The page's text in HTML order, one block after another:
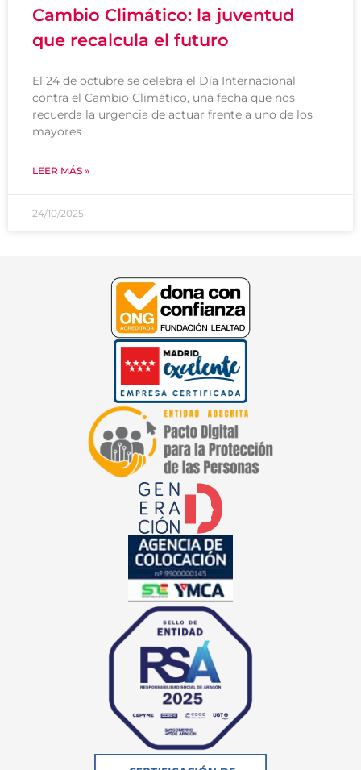
Cambio Climático: la juventud
que recalcula el futuro
El 24 de octubre se celebra el Día Internacional
contra el Cambio Climático, una fecha que nos
recuerda la urgencia de actuar frente a uno de los
mayores
LEER MÁS »
24/10/2025